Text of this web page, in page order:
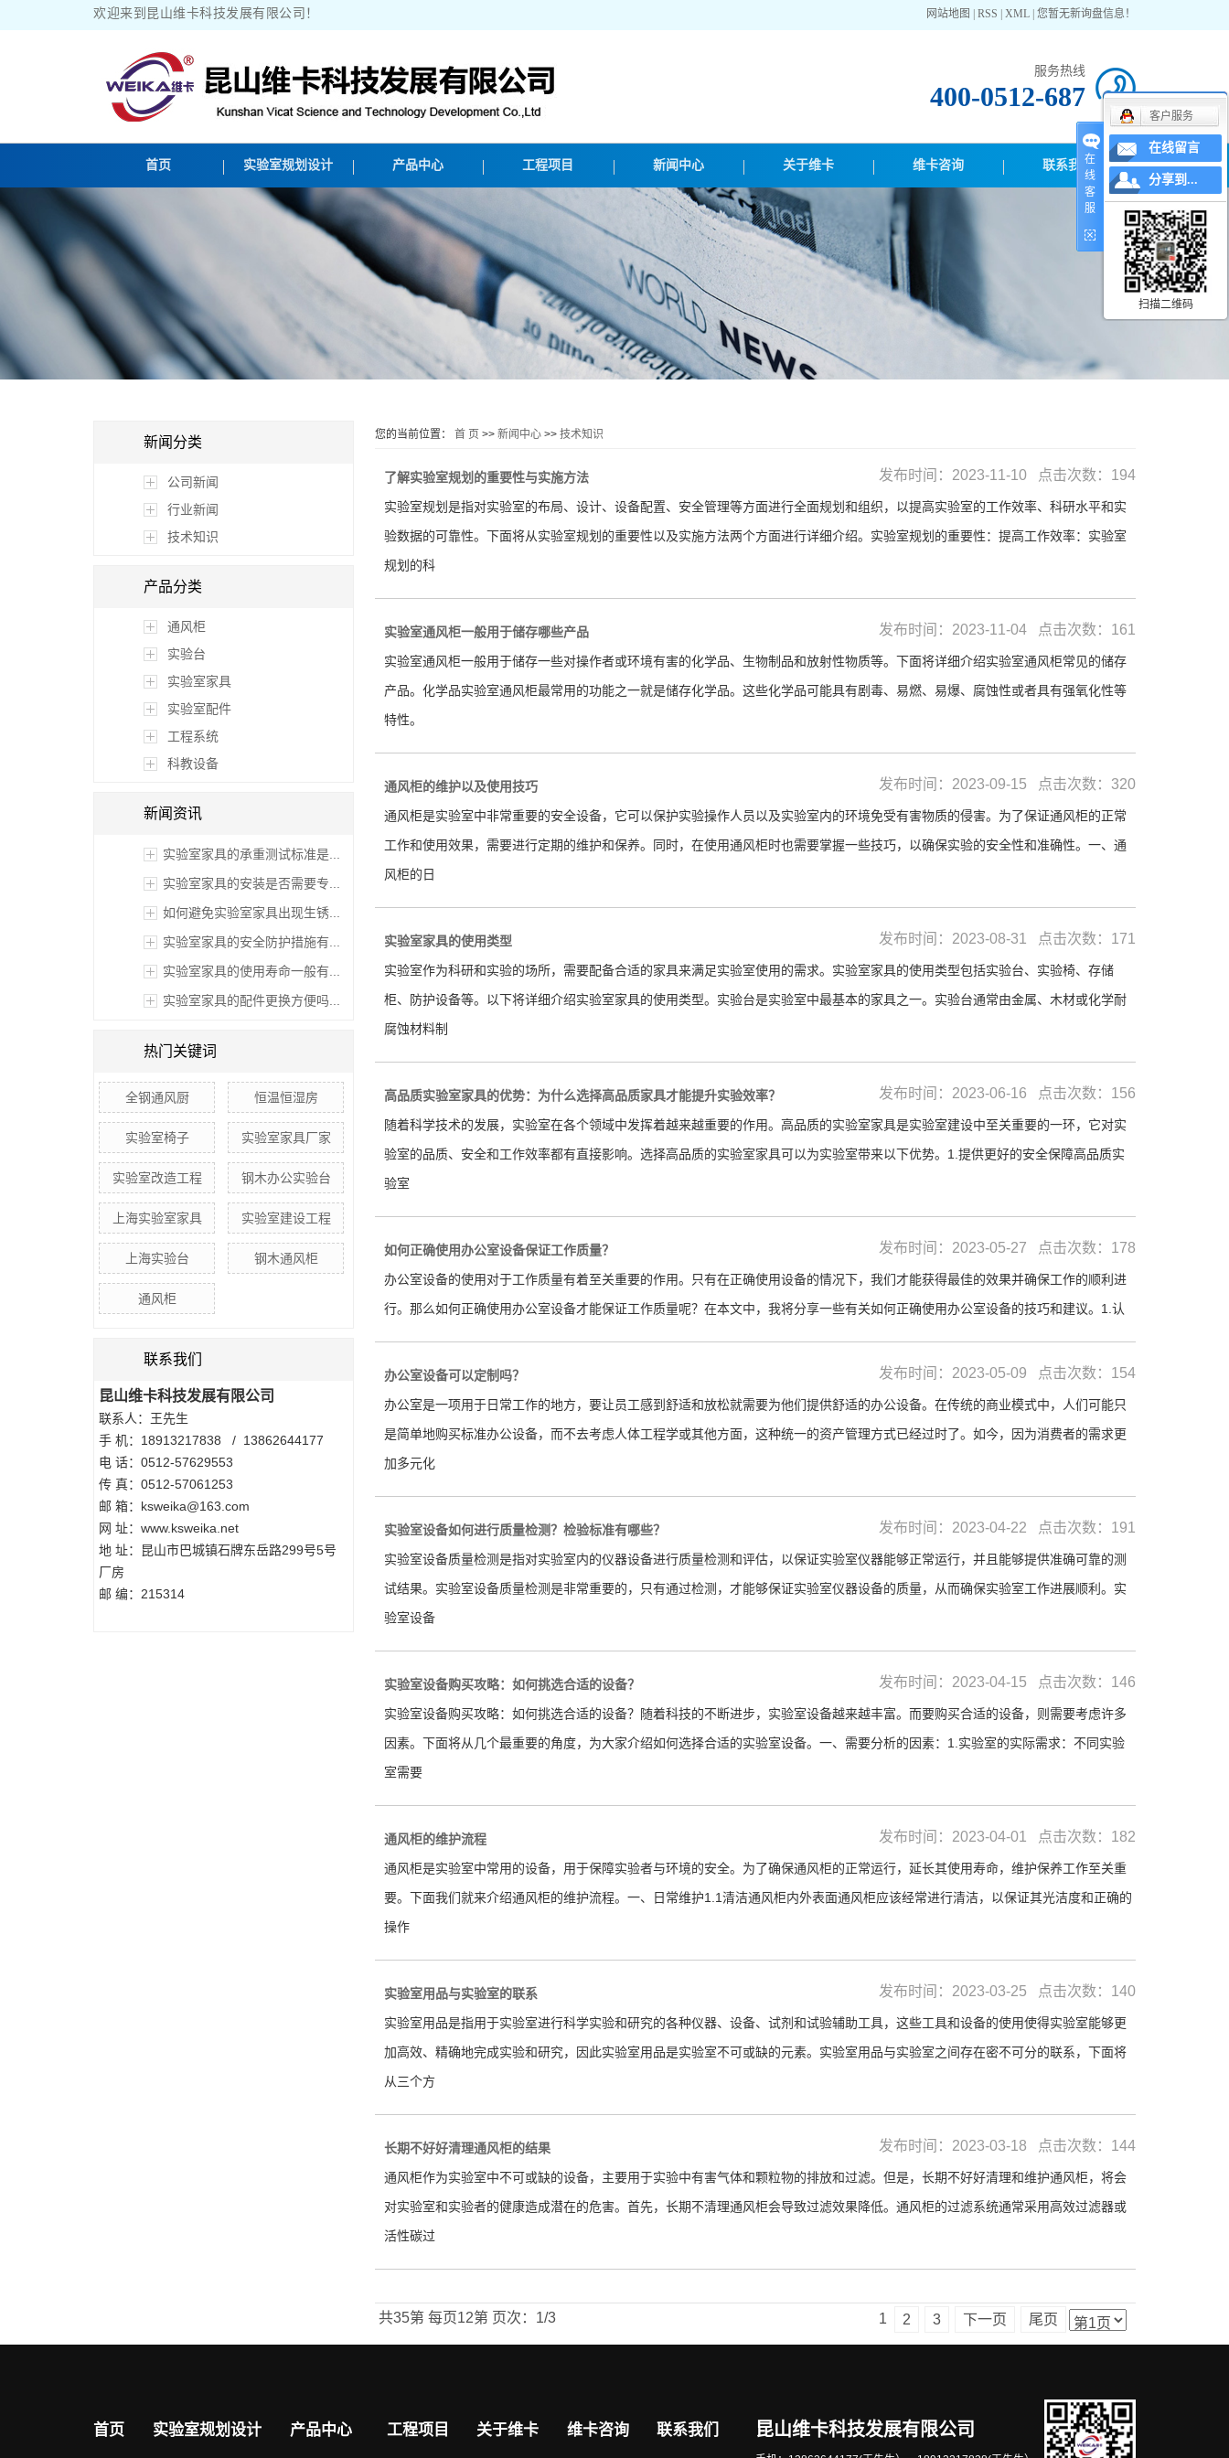
欢迎来到昆山维卡科技发展有限公司！ 网站地图 RSS XML 您暂无新询盘信息！
服务热线
400-0512-687
首页 实验室规划设计 产品中心 工程项目 新闻中心 关于维卡 维卡咨询 联系我们
新闻分类
公司新闻
行业新闻
技术知识
产品分类
通风柜
实验台
实验室家具
实验室配件
工程系统
科教设备
新闻资讯
实验室家具的承重测试标准是...
实验室家具的安装是否需要专...
如何避免实验室家具出现生锈...
实验室家具的安全防护措施有...
实验室家具的使用寿命一般有...
实验室家具的配件更换方便吗...
热门关键词
全钢通风厨 恒温恒湿房
实验室椅子 实验室家具厂家
实验室改造工程 钢木办公实验台
上海实验室家具 实验室建设工程
上海实验台 钢木通风柜
通风柜
联系我们
昆山维卡科技发展有限公司
联系人：王先生
手 机：18913217838 / 13862644177
电 话：0512-57629553
传 真：0512-57061253
邮 箱：ksweika@163.com
网 址：www.ksweika.net
地 址：昆山市巴城镇石牌东岳路299号5号
厂房
邮 编：215314
您的当前位置： 首 页 >> 新闻中心>> 技术知识
了解实验室规划的重要性与实施方法
实验室规划是指对实验室的布局、设计、设备配置、安全管理等方面进行全面规划和组织，以提高实验室的工作效率、科研水平和实
验数据的可靠性。下面将从实验室规划的重要性以及实施方法两个方面进行详细介绍。实验室规划的重要性：提高工作效率：实验室
规划的科
发布时间：2023-11-10 点击次数：194
实验室通风柜一般用于储存哪些产品
实验室通风柜一般用于储存一些对操作者或环境有害的化学品、生物制品和放射性物质等。下面将详细介绍实验室通风柜常见的储存
产品。化学品实验室通风柜最常用的功能之一就是储存化学品。这些化学品可能具有剧毒、易燃、易爆、腐蚀性或者具有强氧化性等
特性。
发布时间：2023-11-04 点击次数：161
通风柜的维护以及使用技巧
通风柜是实验室中非常重要的安全设备，它可以保护实验操作人员以及实验室内的环境免受有害物质的侵害。为了保证通风柜的正常
工作和使用效果，需要进行定期的维护和保养。同时，在使用通风柜时也需要掌握一些技巧，以确保实验的安全性和准确性。一、通
风柜的日
发布时间：2023-09-15 点击次数：320
实验室家具的使用类型
实验室作为科研和实验的场所，需要配备合适的家具来满足实验室使用的需求。实验室家具的使用类型包括实验台、实验椅、存储
柜、防护设备等。以下将详细介绍实验室家具的使用类型。实验台是实验室中最基本的家具之一。实验台通常由金属、木材或化学耐
腐蚀材料制
发布时间：2023-08-31 点击次数：171
高品质实验室家具的优势：为什么选择高品质家具才能提升实验效率？
随着科学技术的发展，实验室在各个领域中发挥着越来越重要的作用。高品质的实验室家具是实验室建设中至关重要的一环，它对实
验室的品质、安全和工作效率都有直接影响。选择高品质的实验室家具可以为实验室带来以下优势。1.提供更好的安全保障高品质实
验室
发布时间：2023-06-16 点击次数：156
如何正确使用办公室设备保证工作质量？
办公室设备的使用对于工作质量有着至关重要的作用。只有在正确使用设备的情况下，我们才能获得最佳的效果并确保工作的顺利进
行。那么如何正确使用办公室设备才能保证工作质量呢？在本文中，我将分享一些有关如何正确使用办公室设备的技巧和建议。1.认
发布时间：2023-05-27 点击次数：178
办公室设备可以定制吗？
办公室是一项用于日常工作的地方，要让员工感到舒适和放松就需要为他们提供舒适的办公设备。在传统的商业模式中，人们可能只
是简单地购买标准办公设备，而不去考虑人体工程学或其他方面，这种统一的资产管理方式已经过时了。如今，因为消费者的需求更
加多元化
发布时间：2023-05-09 点击次数：154
实验室设备如何进行质量检测？检验标准有哪些？
实验室设备质量检测是指对实验室内的仪器设备进行质量检测和评估，以保证实验室仪器能够正常运行，并且能够提供准确可靠的测
试结果。实验室设备质量检测是非常重要的，只有通过检测，才能够保证实验室仪器设备的质量，从而确保实验室工作进展顺利。实
验室设备
发布时间：2023-04-22 点击次数：191
实验室设备购买攻略：如何挑选合适的设备？
实验室设备购买攻略：如何挑选合适的设备？随着科技的不断进步，实验室设备越来越丰富。而要购买合适的设备，则需要考虑许多
因素。下面将从几个最重要的角度，为大家介绍如何选择合适的实验室设备。一、需要分析的因素：1.实验室的实际需求：不同实验
室需要
发布时间：2023-04-15 点击次数：146
通风柜的维护流程
通风柜是实验室中常用的设备，用于保障实验者与环境的安全。为了确保通风柜的正常运行，延长其使用寿命，维护保养工作至关重
要。下面我们就来介绍通风柜的维护流程。一、日常维护1.1清洁通风柜内外表面通风柜应该经常进行清洁，以保证其光洁度和正确的
操作
发布时间：2023-04-01 点击次数：182
实验室用品与实验室的联系
实验室用品是指用于实验室进行科学实验和研究的各种仪器、设备、试剂和试验辅助工具，这些工具和设备的使用使得实验室能够更
加高效、精确地完成实验和研究，因此实验室用品是实验室不可或缺的元素。实验室用品与实验室之间存在密不可分的联系，下面将
从三个方
发布时间：2023-03-25 点击次数：140
长期不好好清理通风柜的结果
通风柜作为实验室中不可或缺的设备，主要用于实验中有害气体和颗粒物的排放和过滤。但是，长期不好好清理和维护通风柜，将会
对实验室和实验者的健康造成潜在的危害。首先，长期不清理通风柜会导致过滤效果降低。通风柜的过滤系统通常采用高效过滤器或
活性碳过
发布时间：2023-03-18 点击次数：144
共35第 每页12第 页次：1/3 1 2 3 下一页 尾页
首页 实验室规划设计 产品中心 工程项目 关于维卡 维卡咨询 联系我们 昆山维卡科技发展有限公司
在
线
客
服
客户服务
在线留言
分享到...
扫描二维码